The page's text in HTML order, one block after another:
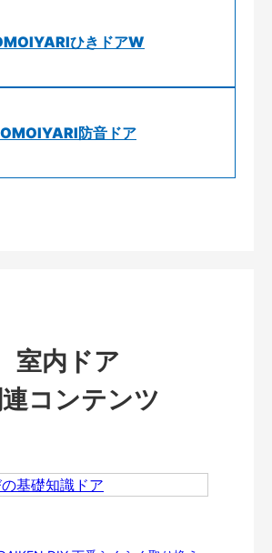
ひきドアW
OMOIYARI防音ドア
室内ドア
連コンテンツ